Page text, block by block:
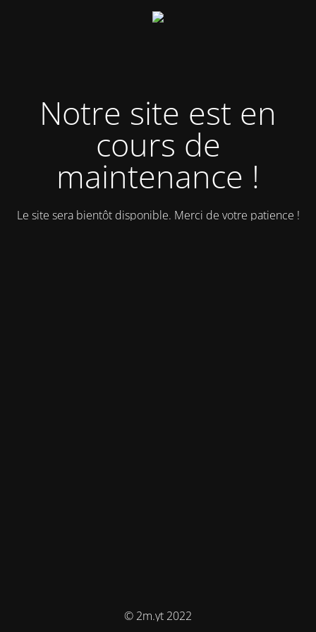
Notre site est en
cours de
maintenance !
Le site sera bientôt disponible. Merci de votre patience !
© 2m.yt 2022